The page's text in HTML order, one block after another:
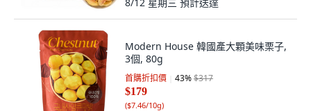
Modern House 韓國產大顆美味栗子,
3個, 80g
首購折扣價 43%$317
$179
($7.46/10g)